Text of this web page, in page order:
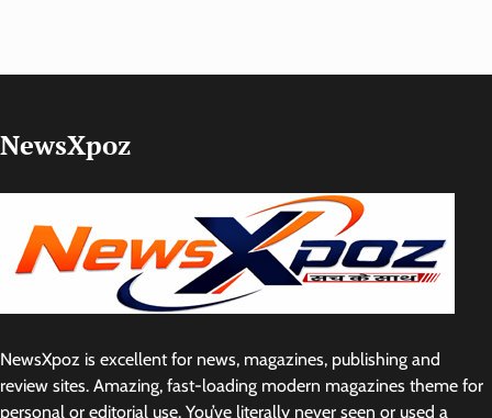
NewsXpoz
NewsXpoz is excellent for news, magazines, publishing and
review sites. Amazing, fast-loading modern magazines theme for
personal or editorial use. You’ve literally never seen or used a